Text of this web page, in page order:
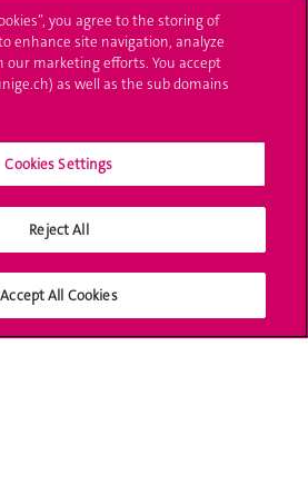
you agree to the storing of
enhance site navigation, analyze
our marketing efforts. You accept
as well as the sub domains
Cookies Settings
Reject All
Accept All Cookies